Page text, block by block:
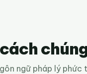
ngữ pháp lý phức